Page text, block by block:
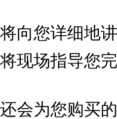
您详细地讲
场指导您完
为您购买的